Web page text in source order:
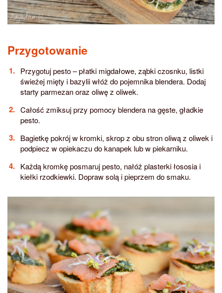
Przygotowanie
Przygotuj pesto – płatki migdałowe, ząbki czosnku, listki
świeżej mięty i bazylii włóż do pojemnika blendera. Dodaj
starty parmezan oraz oliwę z oliwek.
Całość zmiksuj przy pomocy blendera na gęste, gładkie
pesto.
Bagietkę pokrój w kromki, skrop z obu stron oliwą z oliwek i
podpiecz w opiekaczu do kanapek lub w piekarniku.
Każdą kromkę posmaruj pesto, nałóż plasterki łososia i
kiełki rzodkiewki. Dopraw solą i pieprzem do smaku.